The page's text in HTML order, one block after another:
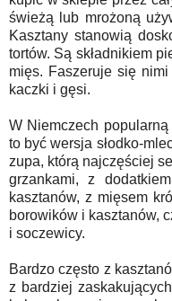
świeżą lub mrożoną
Kasztany stanowią
tortów. Są składnikiem
mięs. Faszeruje się
kaczki i gęsi.
W Niemczech
to być wersja słodko-
zupa, którą najczęściej
grzankami, z
kasztanów, z mięsem
borowików i kasztanów,
i soczewicy.
Bardzo często z
z bardziej